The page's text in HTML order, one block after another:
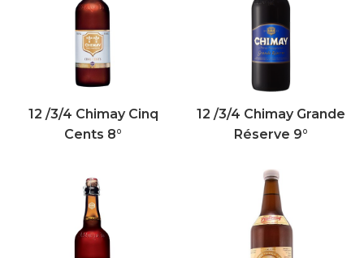
12 /3/4 Chimay Cinq
Cents 8°
12 /3/4 Chimay Grande
Réserve 9°